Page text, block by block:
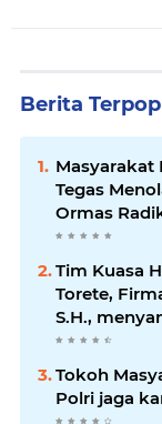
Berita
Masyarakat
Tegas
Ormas
Tim Kuasa
Torete,
S.H.,
Tokoh
Polri jaga